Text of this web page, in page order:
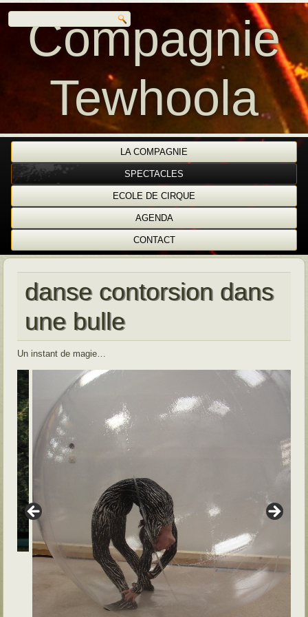
Compagnie
Tewhoola
LA COMPAGNIE
SPECTACLES
ECOLE DE CIRQUE
AGENDA
CONTACT
danse contorsion dans
une bulle
Un instant de magie…